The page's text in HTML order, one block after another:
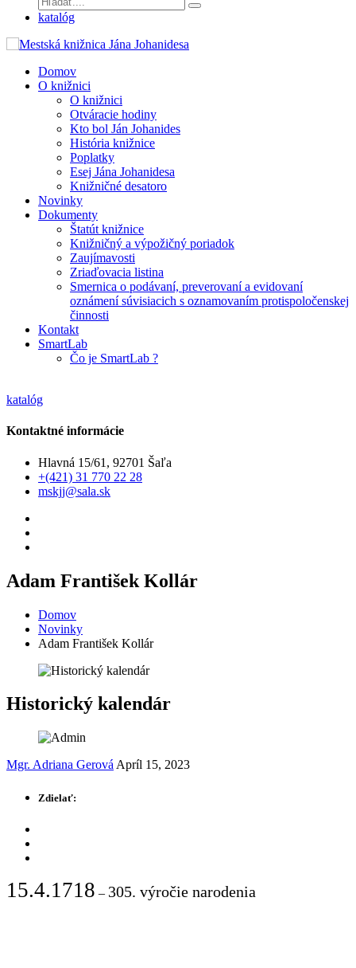
katalóg
Domov
O knižnici
O knižnici
Otváracie hodiny
Kto bol Ján Johanides
História knižnice
Poplatky
Esej Jána Johanidesa
Knižničné desatoro
Novinky
Dokumenty
Štatút knižnice
Knižničný a výpožičný poriadok
Zaujímavosti
Zriaďovacia listina
Smernica o podávaní, preverovaní a evidovaní
oznámení súvisiacich s oznamovaním protispoločenskej
činnosti
Kontakt
SmartLab
Čo je SmartLab ?
katalóg
Kontaktné informácie
Hlavná 15/61, 92701 Šaľa
+(421) 31 770 22 28
mskjj@sala.sk
Adam František Kollár
Domov
Novinky
Adam František Kollár
Historický kalendár
Mgr. Adriana Gerová Apríl 15, 2023
Zdielať:
15.4.1718 – 305. výročie narodenia